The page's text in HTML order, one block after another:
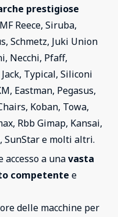
prestigiose
Reece, Siruba,
Schmetz, Juki Union
Necchi, Pfaff,
Typical, Siliconi
Eastman, Pegasus,
Koban, Towa,
Rbb Gimap, Kansai,
SunStar e molti altri.
accesso a unavasta
competente e
delle macchine per